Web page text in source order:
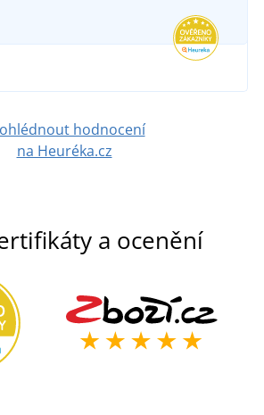
hodnocení
na Heuréka.cz
a ocenění